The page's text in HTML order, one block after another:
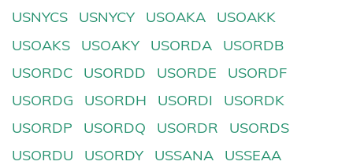
USNYCS
USNYCY USOAKA
USOAKK
USOAKS
USOAKY USORDA
USORDB
USORDC
USORDD USORDE
USORDF
USORDG
USORDH USORDI
USORDK
USORDP
USORDQ USORDR
USORDS
USORDU
USORDY USSANA
USSEAA